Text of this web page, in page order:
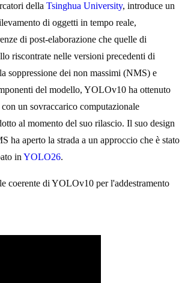
della Tsinghua University, introduce un
di oggetti in tempo reale,
di post-elaborazione che quelle di
riscontrate nelle versioni precedenti di
soppressione dei non massimi (NMS) e
del modello, YOLOv10 ha ottenuto
un sovraccarico computazionale
al momento del suo rilascio. Il suo design
ha aperto la strada a un approccio che è stato
in YOLO26.